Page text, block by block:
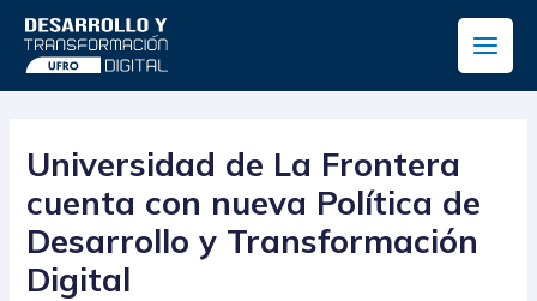
contenido
Main
Menu
Universidad de La Frontera
cuenta con nueva Política de
Desarrollo y Transformación
Digital
entradas